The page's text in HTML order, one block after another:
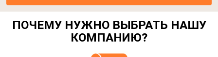
ПОЧЕМУ НУЖНО ВЫБРАТЬ НАШУ
КОМПАНИЮ?